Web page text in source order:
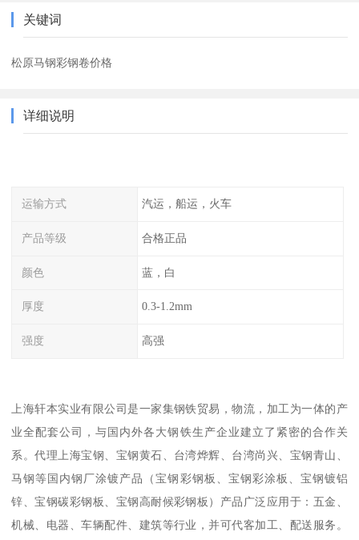
关键词
松原马钢彩钢卷价格
详细说明
运输方式 汽运，船运，火车
产品等级 合格正品
颜色 蓝，白
厚度 0.3-1.2mm
强度 高强
上海轩本实业有限公司是一家集钢铁贸易，物流，加工为一体的产
业全配套公司，与国内外各大钢铁生产企业建立了紧密的合作关
系。代理上海宝钢、宝钢黄石、台湾烨辉、台湾尚兴、宝钢青山、
马钢等国内钢厂涂镀产品（宝钢彩钢板、宝钢彩涂板、宝钢镀铝
锌、宝钢碳彩钢板、宝钢高耐候彩钢板）产品广泛应用于：五金、
机械、电器、车辆配件、建筑等行业，并可代客加工、配送服务。